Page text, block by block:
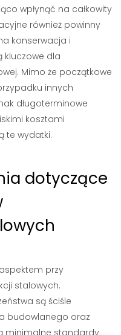
wpłynąć na całkowity
również powinny
konserwacja i
kluczowe dla
Mimo że początkowe
innych
długoterminowe
kosztami
te wydatki.
dotyczące
przy
stalowych.
są ściśle
budowlanego oraz
minimalne standardy